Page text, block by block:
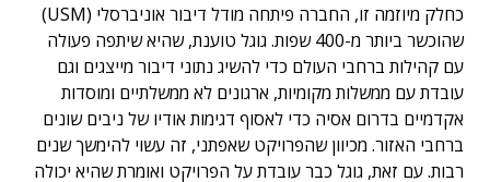
כחלק מיוזמה זו, החברה פיתחה מודל דיבור אוניברסלי (USM)
שהוכשר ביותר מ-400 שפות. גוגל טוענת, שהיא שיתפה פעולה
עם קהילות ברחבי העולם כדי להשיג נתוני דיבור מייצגים וגם
עובדת עם ממשלות מקומיות, ארגונים לא ממשלתיים ומוסדות
אקדמיים בדרום אסיה כדי לאסוף דגימות אודיו של ניבים שונים
ברחבי האזור. מכיוון שהפרויקט שאפתני, זה עשוי להימשך שנים
רבות. עם זאת, גוגל כבר עובדת על הפרויקט ואומרת שהיא יכולה